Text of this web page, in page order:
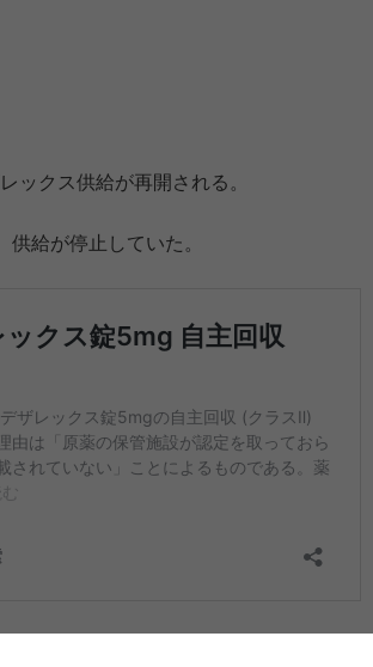
ックス供給が再開される。
給が停止していた。
出荷再開となり、各医療機関への納入は